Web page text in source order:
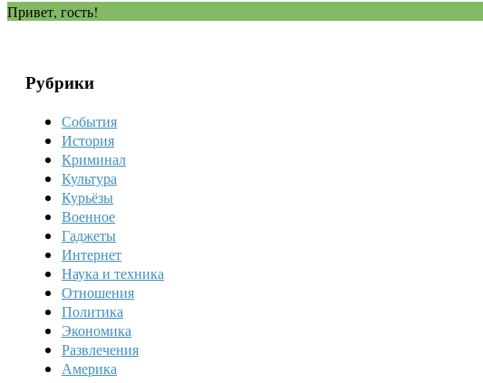
Привет, гость!
Рубрики
События
История
Криминал
Культура
Курьёзы
Военное
Гаджеты
Интернет
Наука и техника
Отношения
Политика
Экономика
Развлечения
Америка